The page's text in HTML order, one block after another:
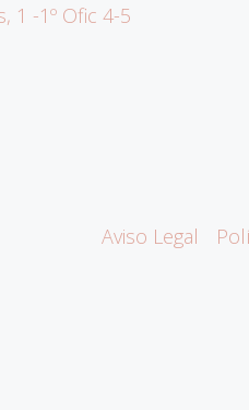
1 -1º Ofic 4-5
Aviso Legal